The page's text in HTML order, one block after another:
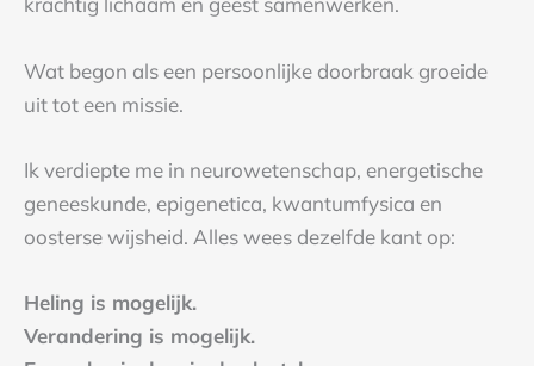
Wat begon als een persoonlijke doorbraak groeide
uit tot een missie.
Ik verdiepte me in neurowetenschap, energetische
geneeskunde, epigenetica, kwantumfysica en
oosterse wijsheid. Alles wees dezelfde kant op:
Heling is mogelijk.
Verandering is mogelijk.